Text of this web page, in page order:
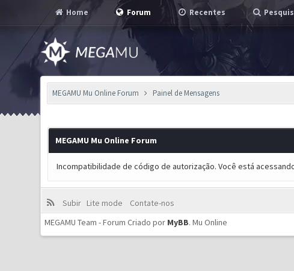
Home Forum Recentes
MEGAMU Mu Online Forum Painel de Mensagens
MEGAMU Mu Online Forum
Incompatibilidade de código de autorização. Você está
Subir Lite mode
Contate-nos
MEGAMU Team - Forum Criado por MyBB.Mu Online